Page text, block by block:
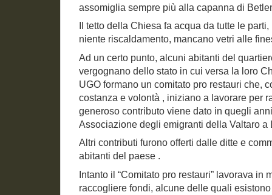
assomiglia sempre più alla capanna di
Il tetto della Chiesa fa acqua da tutte le
niente riscaldamento, mancano vetri alle
Ad un certo punto, alcuni abitanti del
vergognano dello stato in cui versa la loro
UGO formano un comitato pro restauri che,
costanza e volontà , iniziano a lavorare per
generoso contributo viene dato in quegli
Associazione degli emigranti della Valtaro a
Altri contributi furono offerti dalle ditte e
abitanti del paese .
Intanto il “Comitato pro restauri” lavorava in
raccogliere fondi, alcune delle quali